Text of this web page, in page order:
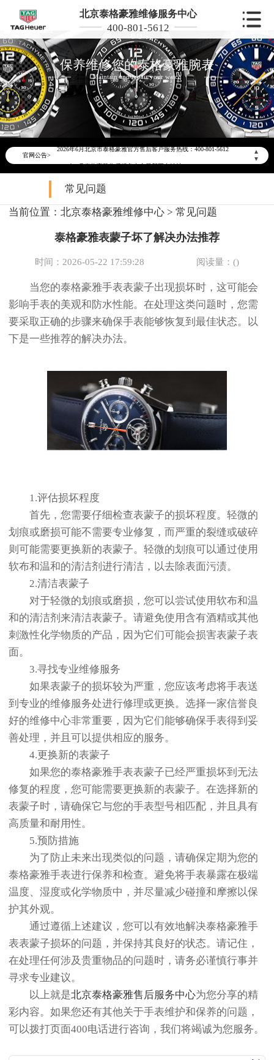
北京泰格豪雅维修服务中心
400-801-5612
保养维修您的泰格豪雅腕表
Maintain and repair your watch
官网公告>
▲
▼
2026年6月泰格豪雅北京市售后服务网络优化升级公告
2026年6月北京市泰格豪雅官方售后客户服务热线：400-801-5612
2026年6月泰格豪雅售后服务中心最新网点地址：
常见问题
当前位置： 北京泰格豪雅维修中心 > 常见问题
泰格豪雅表蒙子坏了解决办法推荐
时间：2026-05-22 17:59:28 阅读量：()
当您的泰格豪雅手表表蒙子出现损坏时，这可能会
影响手表的美观和防水性能。在处理这类问题时，您需
要采取正确的步骤来确保手表能够恢复到最佳状态。以
下是一些推荐的解决办法。
1.评估损坏程度
首先，您需要仔细检查表蒙子的损坏程度。轻微的
划痕或磨损可能不需要专业修复，而严重的裂缝或破碎
则可能需要更换新的表蒙子。轻微的划痕可以通过使用
软布和温和的清洁剂进行清洁，以去除表面污渍。
2.清洁表蒙子
对于轻微的划痕或磨损，您可以尝试使用软布和温
和的清洁剂来清洁表蒙子。请避免使用含有酒精或其他
刺激性化学物质的产品，因为它们可能会损害表蒙子表
面。
3.寻找专业维修服务
如果表蒙子的损坏较为严重，您应该考虑将手表送
到专业的维修服务处进行修理或更换。选择一家信誉良
好的维修中心非常重要，因为它们能够确保手表得到妥
善处理，并且可以提供相应的服务。
4.更换新的表蒙子
如果您的泰格豪雅手表表蒙子已经严重损坏到无法
修复的程度，您可能需要更换新的表蒙子。在选择新的
表蒙子时，请确保它与您的手表型号相匹配，并且具有
高质量和耐用性。
5.预防措施
为了防止未来出现类似的问题，请确保定期为您的
泰格豪雅手表进行保养和检查。避免将手表暴露在极端
温度、湿度或化学物质中，并尽量减少碰撞和摩擦以保
护其外观。
通过遵循上述建议，您可以有效地解决泰格豪雅手
表表蒙子损坏的问题，并保持其良好的状态。请记住，
在处理任何涉及贵重物品的问题时，请务必谨慎行事并
寻求专业建议。
以上就是北京泰格豪雅售后服务中心为您分享的精
彩内容。如果您还有其他关于手表维护和保养的问题，
可以拨打页面400电话进行咨询，我们将竭诚为您服务。